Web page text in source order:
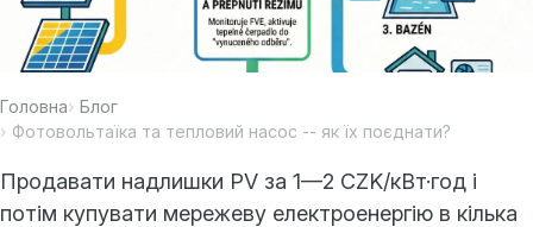
Головна
Блог
Фотовольтаїка та тепловий насос -- як їх поєднати?
Продавати надлишки PV за 1—2 CZK/кВт·год і
потім купувати мережеву електроенергію в кілька